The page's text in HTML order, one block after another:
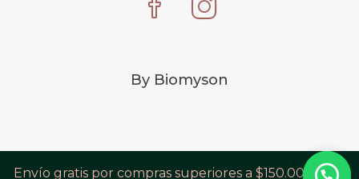
By Biomyson
Envío gratis por compras superiores a $150.000